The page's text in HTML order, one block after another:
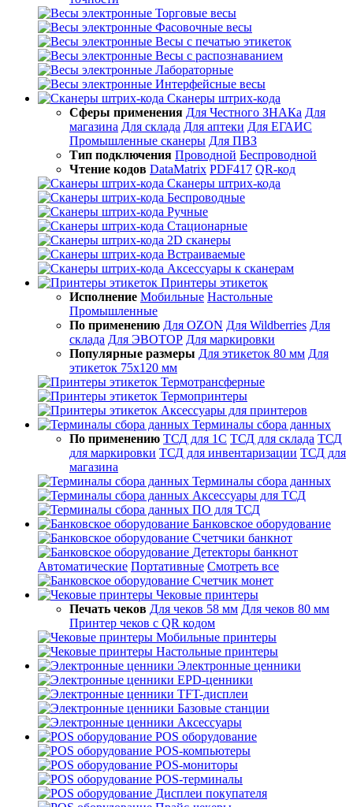
Торговые весы
Фасовочные весы
Весы с печатью этикеток
Весы с распознаванием
Лабораторные
Интерфейсные весы
Сканеры штрих-кода
Сферы применения Для Честного ЗНАКа Для
магазина Для склада Для аптеки Для ЕГАИС
Промышленные сканеры Для ПВЗ
Тип подключения Проводной Беспроводной
Чтение кодов DataMatrix PDF417 QR-код
Сканеры штрих-кода
Беспроводные
Ручные
Стационарные
2D сканеры
Встраиваемые
Аксессуары к сканерам
Принтеры этикеток
Исполнение Мобильные Настольные
Промышленные
По применению Для OZON Для Wildberries Для
склада Для ЭВОТОР Для маркировки
Популярные размеры Для этикеток 80 мм Для
этикеток 75х120 мм
Термотрансферные
Термопринтеры
Аксессуары для принтеров
Терминалы сбора данных
По применению ТСД для 1С ТСД для склада ТСД
для маркировки ТСД для инвентаризации ТСД для
магазина
Терминалы сбора данных
Аксессуары для ТСД
ПО для ТСД
Банковское оборудование
Счетчики банкнот
Детекторы банкнот
Автоматические Портативные Смотреть все
Счетчик монет
Чековые принтеры
Печать чеков Для чеков 58 мм Для чеков 80 мм
Принтер чеков с QR кодом
Мобильные принтеры
Настольные принтеры
Электронные ценники
EPD-ценники
TFT-дисплеи
Базовые станции
Аксессуары
POS оборудование
POS-компьютеры
POS-мониторы
POS-терминалы
Дисплеи покупателя